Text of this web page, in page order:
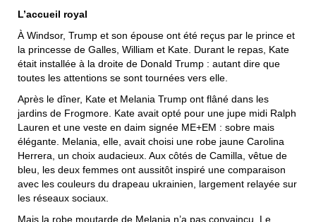
L’accueil royal
À Windsor, Trump et son épouse ont été reçus par le prince et
la princesse de Galles, William et Kate. Durant le repas, Kate
était installée à la droite de Donald Trump : autant dire que
toutes les attentions se sont tournées vers elle.
Après le dîner, Kate et Melania Trump ont flâné dans les
jardins de Frogmore. Kate avait opté pour une jupe midi Ralph
Lauren et une veste en daim signée ME+EM : sobre mais
élégante. Melania, elle, avait choisi une robe jaune Carolina
Herrera, un choix audacieux. Aux côtés de Camilla, vêtue de
bleu, les deux femmes ont aussitôt inspiré une comparaison
avec les couleurs du drapeau ukrainien, largement relayée sur
les réseaux sociaux.
Mais la robe moutarde de Melania n’a pas convaincu. Le